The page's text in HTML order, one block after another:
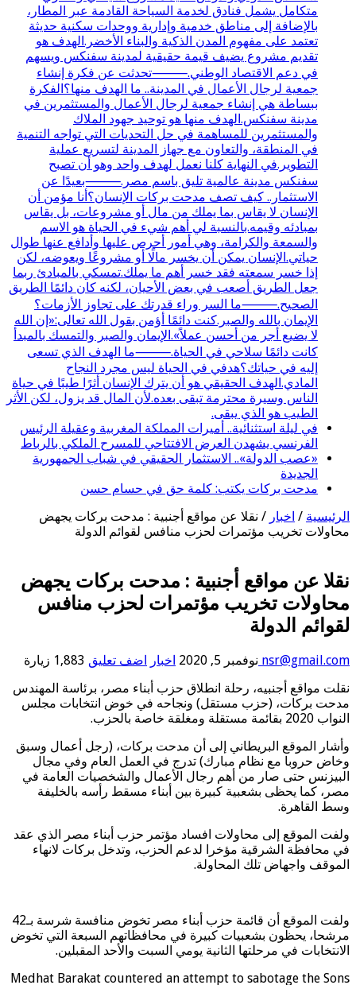
متكامل يشمل فنادق لخدمة السياحة القادمة عبر المطار،
بالإضافة إلى مناطق خدمية وإدارية ووحدات سكنية حديثة
تعتمد على مفهوم المدن الذكية والبناء الأخضر.الهدف هو
تقديم مشروع يضيف قيمة حقيقية لمدينة سفنكس ويسهم
في دعم الاقتصاد الوطني.⸻تحدثت عن فكرة إنشاء
جمعية لرجال الأعمال في المدينة.. ما الهدف منها؟الفكرة
ببساطة هي إنشاء جمعية لرجال الأعمال والمستثمرين في
مدينة سفنكس.الهدف منها هو توحيد جهود الملاك
والمستثمرين للمساهمة في حل التحديات التي تواجه التنمية
في المنطقة، والتعاون مع جهاز المدينة لتسريع عملية
التطوير.في النهاية كلنا نعمل لهدف واحد وهو أن تصبح
سفنكس مدينة عالمية تليق باسم مصر.⸻بعيدًا عن
الاستثمار.. كيف تصف مدحت بركات الإنسان؟أنا مؤمن أن
الإنسان لا يقاس بما يملك من مال أو مشروعات، بل يقاس
بمبادئه وقيمه.بالنسبة لي أهم شيء في الحياة هو الاسم
والسمعة والكرامة، وهي أمور أحرص عليها وأدافع عنها طوال
حياتي.الإنسان يمكن أن يخسر مالًا أو مشروعًا ويعوضه، لكن
إذا خسر سمعته فقد خسر أهم ما يملك.تمسكي بالمبادئ ربما
جعل الطريق أصعب في بعض الأحيان، لكنه كان دائمًا الطريق
الصحيح.⸻ما السر وراء قدرتك على تجاوز الأزمات؟
الإيمان بالله والصبر.كنت دائمًا أؤمن بقول الله تعالى:«إن الله
لا يضيع أجر من أحسن عملاً».الإيمان والصبر والتمسك بالمبدأ
كانت دائمًا سلاحي في الحياة.⸻ما الهدف الذي تسعى
إليه في حياتك؟هدفي في الحياة ليس مجرد النجاح
المادي.الهدف الحقيقي هو أن يترك الإنسان أثرًا طيبًا في حياة
الناس وسيرة محترمة تبقى بعده.لأن المال قد يزول، لكن الأثر
الطيب هو الذي يبقى.
في ليلة استثنائية.. أميرات المملكة المغربية وعقيلة الرئيس
الفرنسي يشهدن العرض الافتتاحي للمسرح الملكي بالرباط
«عصب الدولة».. الاستثمار الحقيقي في شباب الجمهورية
الجديدة
مدحت بركات يكتب: كلمة حق في حسام حسن
الرئيسية / اخبار / نقلا عن مواقع أجنبية : مدحت بركات يجهض
محاولات تخريب مؤتمرات لحزب منافس لقوائم الدولة
نقلا عن مواقع أجنبية : مدحت بركات يجهض
محاولات تخريب مؤتمرات لحزب منافس
لقوائم الدولة
nsr@gmail.com نوفمبر 5, 2020 اخبار اضف تعليق 1,883 زيارة
نقلت مواقع أجنبيه، رحلة انطلاق حزب أبناء مصر، برئاسة المهندس
مدحت بركات، (حزب مستقل) ونجاحه في خوض انتخابات مجلس
النواب 2020 بقائمة مستقلة ومغلقة خاصة بالحزب.
وأشار الموقع البريطاني إلى أن مدحت بركات، (رجل أعمال وسبق
وخاض حروبا مع نظام مبارك) تدرج في العمل العام وفي مجال
البيزنس حتى صار من أهم رجال الأعمال والشخصيات العامة في
مصر، كما يحظى بشعبية كبيرة بين أبناء مسقط رأسه بالخليفة
وسط القاهرة.
ولفت الموقع إلى محاولات افساد مؤتمر حزب أبناء مصر الذي عقد
في محافظة الشرقية مؤخرا لدعم الحزب، وتدخل بركات لانهاء
الموقف واجهاض تلك المحاولة.
ولفت الموقع أن قائمة حزب أبناء مصر تخوض منافسة شرسة بـ42
مرشحا، يحظون بشعبيات كبيرة في محافظاتهم السبعة التي تخوض
الانتخابات في مرحلتها الثانية يومي السبت والأحد المقبلين.
Medhat Barakat countered an attempt to sabotage the Sons